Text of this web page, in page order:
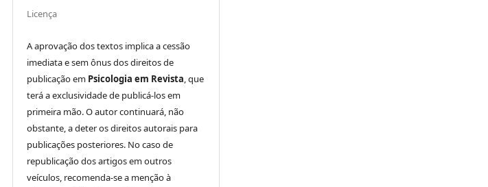
Licença
A aprovação dos textos implica a cessão
imediata e sem ônus dos direitos de
publicação em Psicologia em Revista, que
terá a exclusividade de publicá-los em
primeira mão. O autor continuará, não
obstante, a deter os direitos autorais para
publicações posteriores. No caso de
republicação dos artigos em outros
veículos, recomenda-se a menção à